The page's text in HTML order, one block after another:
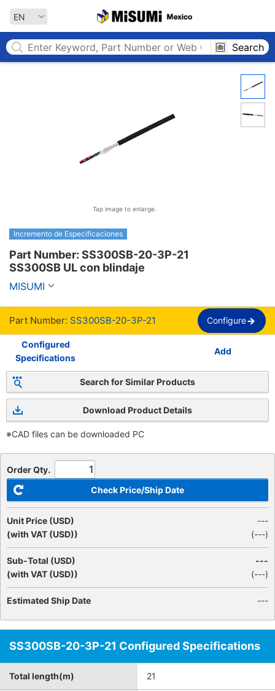
EN
Search
Tap image to enlarge.
Incremento de Especificaciones
Part Number: SS300SB-20-3P-21
SS300SB UL con blindaje
MISUMI
Part Number: SS300SB-20-3P-21 Configure
Configured
Specifications
Add
Search for Similar Products
Download Product Details
※CAD files can be downloaded PC
Order Qty.
Check Price/Ship Date
Unit Price (USD)
(with VAT (USD))
---
(---)
Sub-Total (USD)
(with VAT (USD))
---
(---)
Estimated Ship Date ---
SS300SB-20-3P-21 Configured Specifications
Total length(m) 21